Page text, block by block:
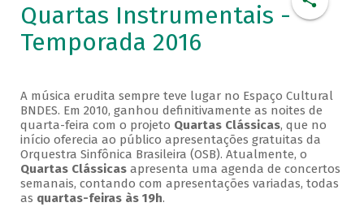
Quartas Instrumentais -
Temporada 2016
A música erudita sempre teve lugar no Espaço Cultural
BNDES. Em 2010, ganhou definitivamente as noites de
quarta-feira com o projeto Quartas Clássicas, que no
início oferecia ao público apresentações gratuitas da
Orquestra Sinfônica Brasileira (OSB). Atualmente, o
Quartas Clássicasapresenta uma agenda de concertos
semanais, contando com apresentações variadas, todas
as quartas-feiras às 19h.